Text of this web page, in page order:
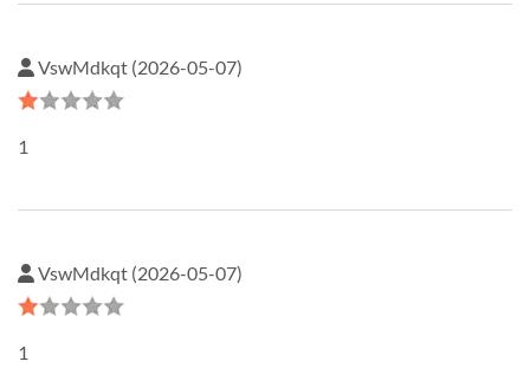
VswMdkqt (2026-05-07)
1
VswMdkqt (2026-05-07)
1